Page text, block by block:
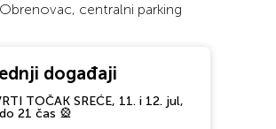
centralni parking
događaji
TOČAK SREĆE, 11. i 12. jul,
21 čas 🎡